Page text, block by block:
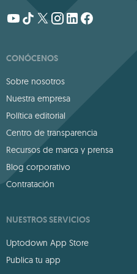
CONÓCENOS
Sobre nosotros
Nuestra empresa
Política editorial
Centro de transparencia
Recursos de marca y prensa
Blog corporativo
Contratación
NUESTROS SERVICIOS
Uptodown App Store
Publica tu app